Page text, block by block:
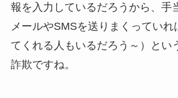
報を入力しているだろうから、手
メールやSMSを送りまくっていれ
てくれる人もいるだろう～）とい
詐欺ですね。